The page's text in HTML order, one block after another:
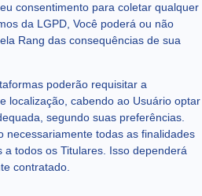
consentimento para coletar qualquer
da LGPD, Você poderá ou não
Rang das consequências de sua
poderão requisitar a
localização, cabendo ao Usuário optar
segundo suas preferências.
necessariamente todas as finalidades
a todos os Titulares. Isso dependerá
contratado.